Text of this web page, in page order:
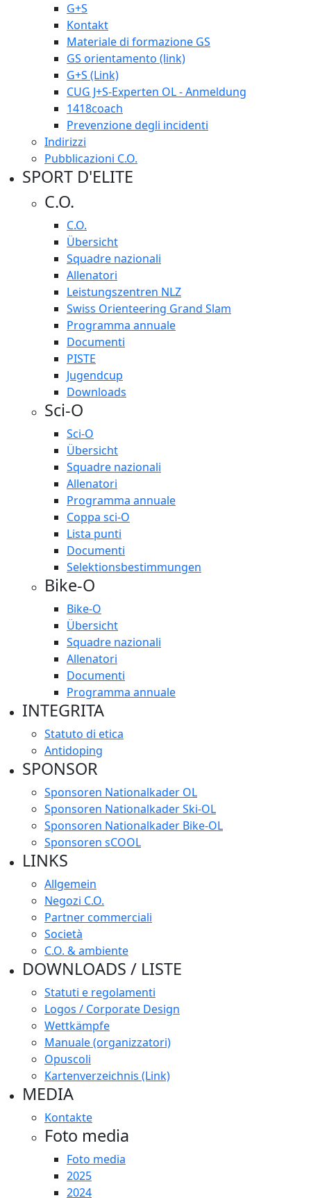
G+S
Kontakt
Materiale di formazione GS
GS orientamento (link)
G+S (Link)
CUG J+S-Experten OL - Anmeldung
1418coach
Prevenzione degli incidenti
Indirizzi
Pubblicazioni C.O.
SPORT D'ELITE
C.O.
C.O.
Übersicht
Squadre nazionali
Allenatori
Leistungszentren NLZ
Swiss Orienteering Grand Slam
Programma annuale
Documenti
PISTE
Jugendcup
Downloads
Sci-O
Sci-O
Übersicht
Squadre nazionali
Allenatori
Programma annuale
Coppa sci-O
Lista punti
Documenti
Selektionsbestimmungen
Bike-O
Bike-O
Übersicht
Squadre nazionali
Allenatori
Documenti
Programma annuale
INTEGRITA
Statuto di etica
Antidoping
SPONSOR
Sponsoren Nationalkader OL
Sponsoren Nationalkader Ski-OL
Sponsoren Nationalkader Bike-OL
Sponsoren sCOOL
LINKS
Allgemein
Negozi C.O.
Partner commerciali
Società
C.O. & ambiente
DOWNLOADS / LISTE
Statuti e regolamenti
Logos / Corporate Design
Wettkämpfe
Manuale (organizzatori)
Opuscoli
Kartenverzeichnis (Link)
MEDIA
Kontakte
Foto media
Foto media
2025
2024